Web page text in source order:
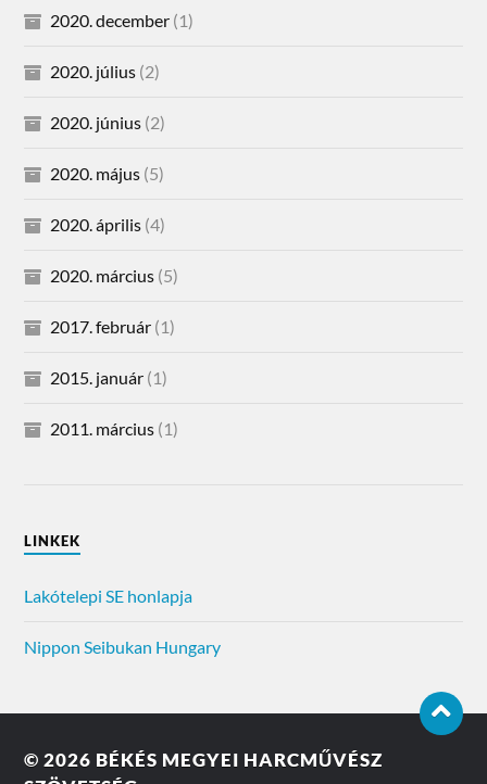
2020. december (1)
2020. július (2)
2020. június (2)
2020. május (5)
2020. április (4)
2020. március (5)
2017. február (1)
2015. január (1)
2011. március (1)
LINKEK
Lakótelepi SE honlapja
Nippon Seibukan Hungary
© 2026 BÉKÉS MEGYEI HARCMŰVÉSZ